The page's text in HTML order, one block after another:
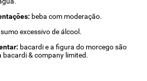
beba com moderação.
excessivo de álcool.
bacardi e a figura do morcego são
& company limited.